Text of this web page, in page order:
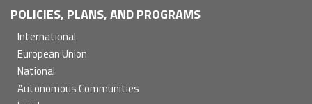
POLICIES, PLANS, AND PROGRAMS
International
European Union
National
Autonomous Communities